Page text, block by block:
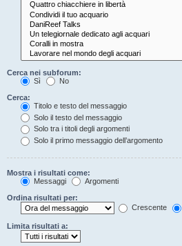
Cerca nei subforum:
Sì
No
Cerca:
Titolo e testo del messaggio
Solo il testo del messaggio
Solo tra i titoli degli argomenti
Solo il primo messaggio dell’argomento
Mostra i risultati come:
Messaggi
Argomenti
Ordina risultati per:
Crescente
Limita risultati a: